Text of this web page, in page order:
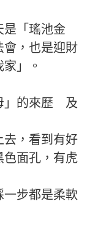
是「瑤池金
會，也是迎財
」。
」的來歷 及
去，看到有好
色面孔，有虎
一步都是柔軟